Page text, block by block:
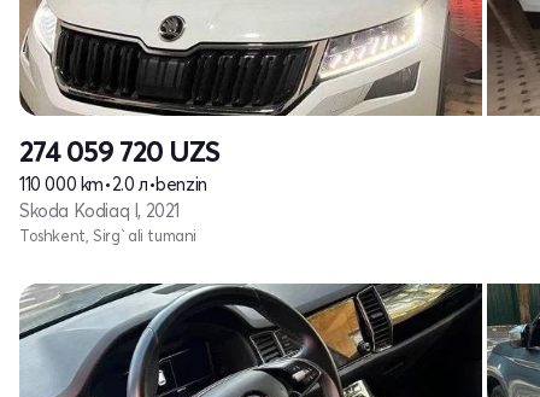
274 059 720 UZS
110 000 km•2.0 л•benzin
Skoda Kodiaq I, 2021
Toshkent, Sirg`ali tumani